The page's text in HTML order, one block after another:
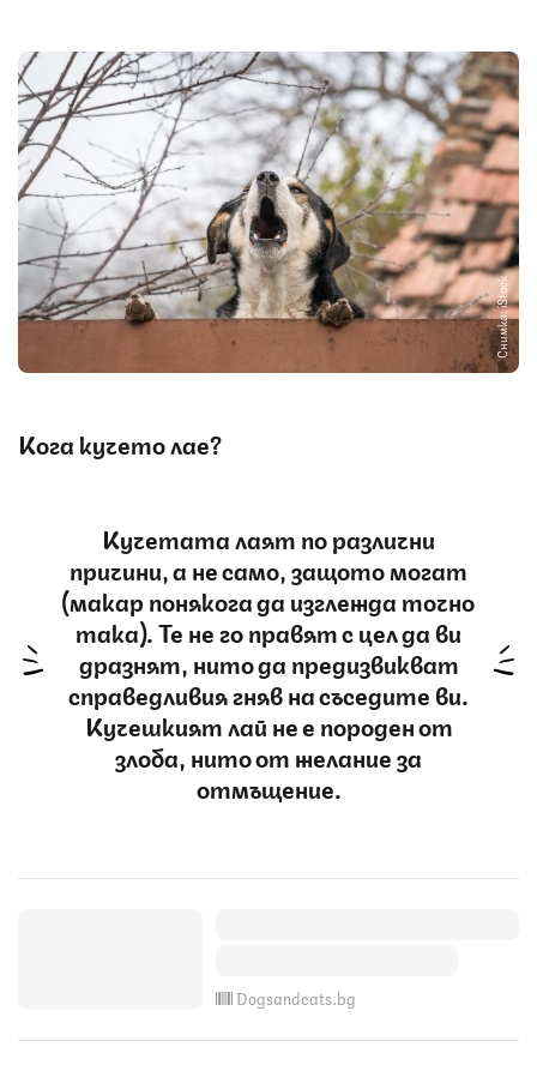
Снимка: iStock
Кога кучето лае?
Кучетата лаят по различни
причини, а не само, защото могат
(макар понякога да изглежда точно
така). Те не го правят с цел да ви
дразнят, нито да предизвикват
справедливия гняв на съседите ви.
Кучешкият лай не е породен от
злоба, нито от желание за
отмъщение.
Dogsandcats.bg